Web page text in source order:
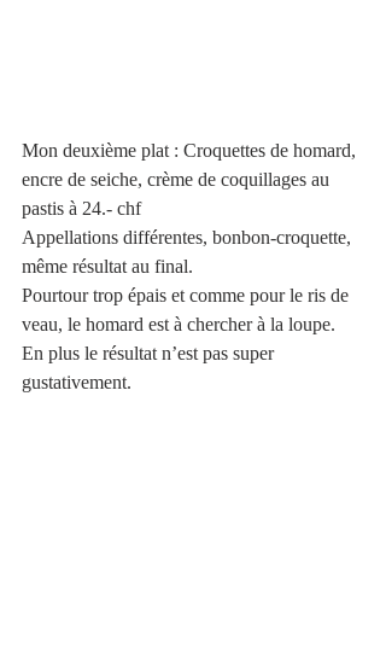
Mon deuxième plat : Croquettes de homard,
encre de seiche, crème de coquillages au
pastis à 24.- chf
Appellations différentes, bonbon-croquette,
même résultat au final.
Pourtour trop épais et comme pour le ris de
veau, le homard est à chercher à la loupe.
En plus le résultat n’est pas super
gustativement.